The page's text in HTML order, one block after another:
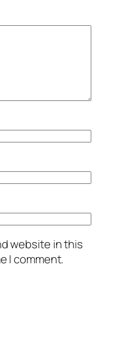
website in this
I comment.